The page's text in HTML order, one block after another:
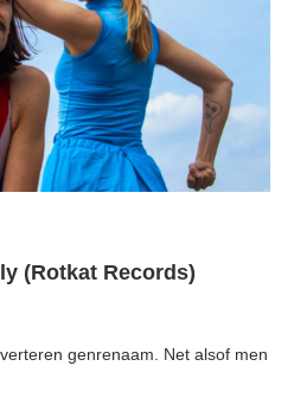
(Rotkat Records)
genrenaam. Net alsof men